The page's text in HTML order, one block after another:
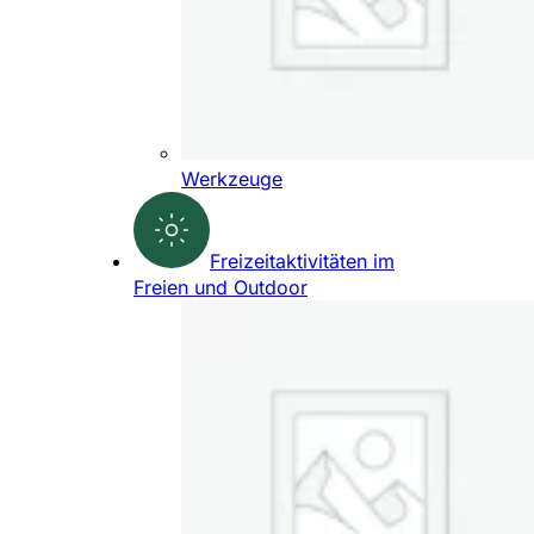
Werkzeuge
Freizeitaktivitäten im
Freien und Outdoor